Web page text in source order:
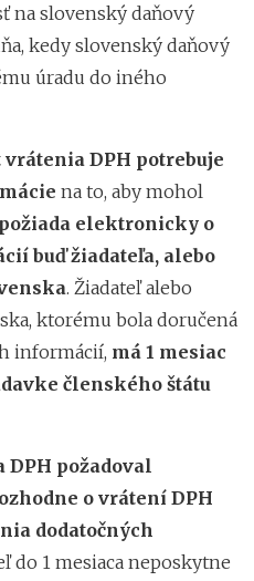
na slovenský daňový
kedy slovenský daňový
úradu do iného
DPH potrebuje
na to, aby mohol
požiada elektronicky o
buď žiadateľa, alebo
. Žiadateľ alebo
ktorému bola doručená
informácií, má 1 mesiac
členského štátu
DPH požadoval
o vrátení DPH
dodatočných
do 1 mesiaca neposkytne